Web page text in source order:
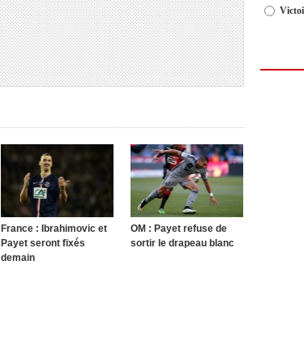
France : Ibrahimovic et
Payet seront fixés
demain
OM : Payet refuse de
sortir le drapeau blanc